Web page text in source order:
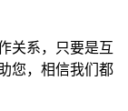
关系，只要是互
您，相信我们都